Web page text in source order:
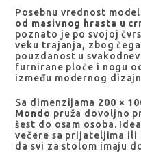
Posebnu vrednost
od masivnog hrasta u
poznato je po svojoj
veku trajanja, zbog
pouzdanost u
furnirane ploče i nogu
između modernog
Sa dimenzijama 200 ×
Mondo pruža dovoljno
šest do osam osoba.
večere sa prijateljima ili
da svi za stolom imaju